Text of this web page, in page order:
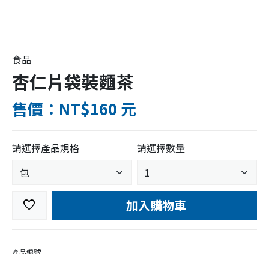
食品
杏仁片袋裝麵茶
售價：NT$160 元
請選擇產品規格 請選擇數量
favorite 加入購物車
產品編號